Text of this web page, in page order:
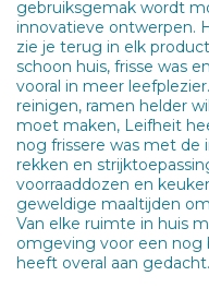
gebruiksgemak wordt
innovatieve ontwerpen.
zie je terug in elk
schoon huis, frisse was
vooral in meer
reinigen, ramen helder
moet maken, Leifheit
nog frissere was met de
rekken en
voorraaddozen en
geweldige maaltijden
Van elke ruimte in huis
omgeving voor een nog
heeft overal aan gedacht.